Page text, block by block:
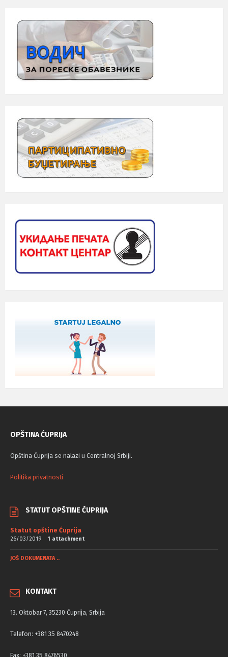
OPŠTINA ĆUPRIJA
Opština Ćuprija se nalazi u Centralnoj Srbiji.
Politika privatnosti
STATUT OPŠTINE ĆUPRIJA
Statut opštine Ćuprija
26/03/2019 1 attachment
JOŠ DOKUMENATA ..
KONTAKT
13. Oktobar 7, 35230 Ćuprija, Srbija
Telefon: +381 35 8470248
Fax: +381 35 8476530